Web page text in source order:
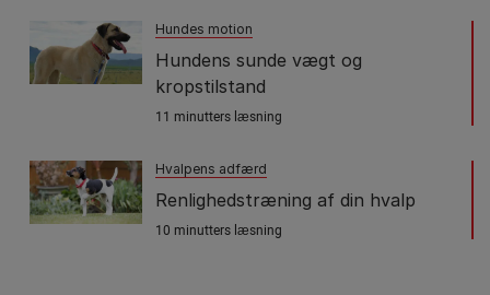
Hundes motion
Hundens sunde vægt og
kropstilstand
11 minutters læsning
Hvalpens adfærd
Renlighedstræning af din hvalp
10 minutters læsning